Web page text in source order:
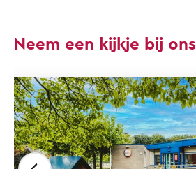
Neem een kijkje bij ons